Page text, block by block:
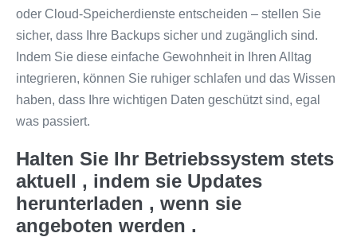
oder Cloud-Speicherdienste entscheiden – stellen Sie
sicher, dass Ihre Backups sicher und zugänglich sind.
Indem Sie diese einfache Gewohnheit in Ihren Alltag
integrieren, können Sie ruhiger schlafen und das Wissen
haben, dass Ihre wichtigen Daten geschützt sind, egal
was passiert.
Halten Sie Ihr Betriebssystem stets
aktuell , indem sie Updates
herunterladen , wenn sie
angeboten werden .